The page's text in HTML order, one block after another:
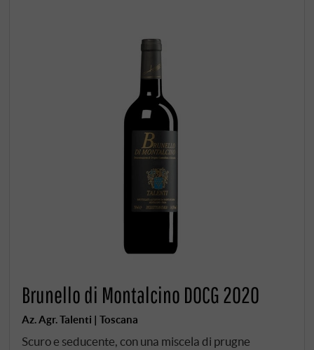
Brunello di Montalcino DOCG 2020
Az. Agr. Talenti | Toscana
Scuro e seducente, con una miscela di prugne